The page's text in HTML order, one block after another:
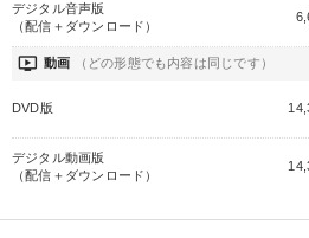
デジタル音声版
（配信＋ダウンロード）
ondemand_video 動画 （どの形態でも内容は同じです）
DVD版
デジタル動画版
（配信＋ダウンロード）